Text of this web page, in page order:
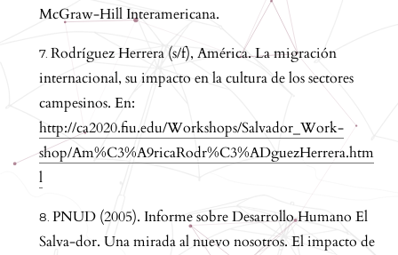
McGraw-Hill Interamericana.
Rodríguez Herrera (s/f), América. La migración
internacional, su impacto en la cultura de los sectores
campesinos. En:
http://ca2020.fiu.edu/Workshops/Salvador_Work-
shop/Am%C3%A9ricaRodr%C3%ADguezHerrera.htm
l
PNUD (2005). Informe sobre Desarrollo Humano El
Salva-dor. Una mirada al nuevo nosotros. El impacto de